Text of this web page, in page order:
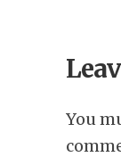
You